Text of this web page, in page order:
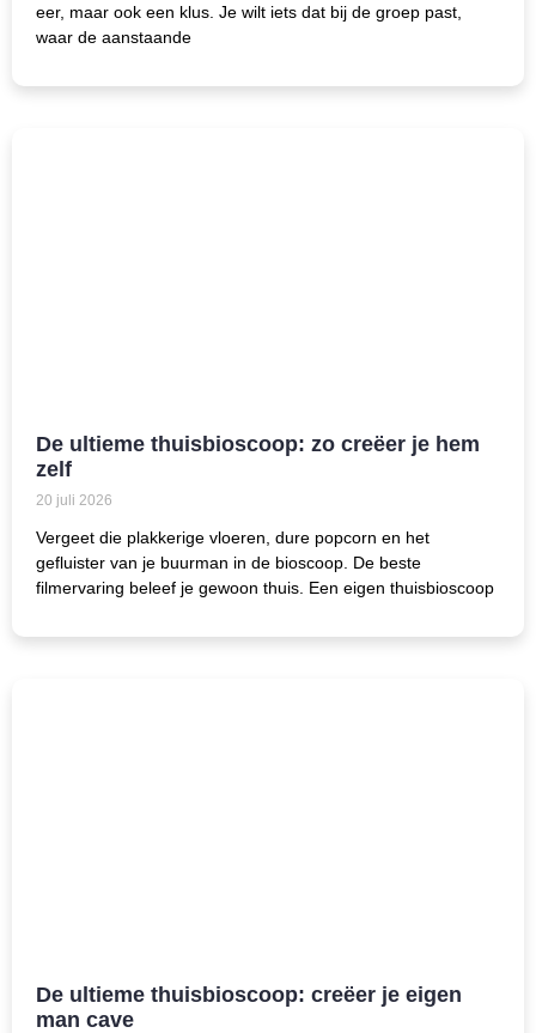
eer, maar ook een klus. Je wilt iets dat bij de groep past,
waar de aanstaande
De ultieme thuisbioscoop: zo creëer je hem
zelf
20 juli 2026
Vergeet die plakkerige vloeren, dure popcorn en het
gefluister van je buurman in de bioscoop. De beste
filmervaring beleef je gewoon thuis. Een eigen thuisbioscoop
De ultieme thuisbioscoop: creëer je eigen
man cave